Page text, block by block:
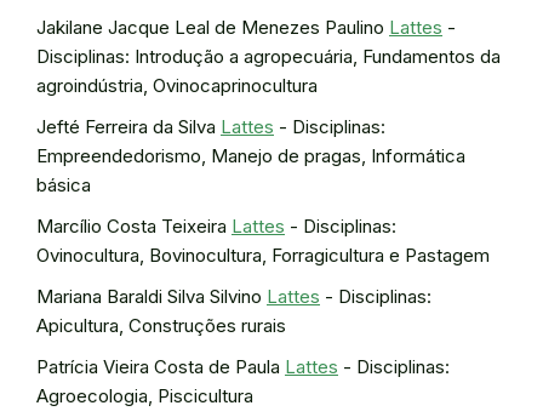
Jakilane Jacque Leal de Menezes Paulino Lattes -
Disciplinas: Introdução a agropecuária, Fundamentos da
agroindústria, Ovinocaprinocultura
Jefté Ferreira da Silva Lattes - Disciplinas:
Empreendedorismo, Manejo de pragas, Informática
básica
Marcílio Costa Teixeira Lattes - Disciplinas:
Ovinocultura, Bovinocultura, Forragicultura e Pastagem
Mariana Baraldi Silva Silvino Lattes - Disciplinas:
Apicultura, Construções rurais
Patrícia Vieira Costa de Paula Lattes - Disciplinas:
Agroecologia, Piscicultura